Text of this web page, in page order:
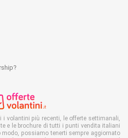
volantini più recenti, le offerte settimanali,
e le brochure di tutti i punti vendita italiani
possiamo tenerti sempre aggiornato